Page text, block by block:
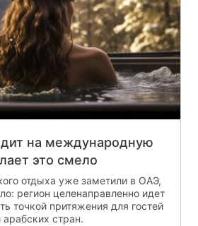
на международную
это смело
отдыха уже заметили в ОАЭ,
регион целенаправленно идет
точкой притяжения для гостей
стран.